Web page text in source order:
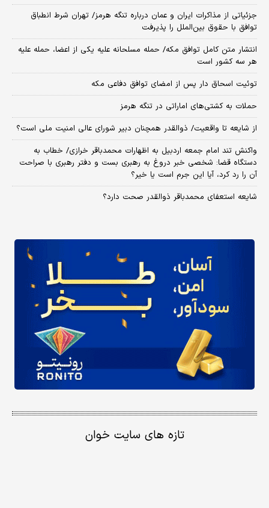
جزئیاتی از مذاکرات ایران و عمان درباره تنگه هرمز/ تهران شرط انطباق
توافق با حقوق بین‌الملل را پذیرفت
انتشار متن کامل توافق مکه/ حمله مسلحانه علیه یکی از اعضا، حمله علیه
هر سه کشور است
توئیت اسحاق دار پس از امضای توافق دفاعی مکه
حملات به کشتی‌های اماراتی در تنگه هرمز
از شایعه تا واقعیت/ ذوالقدر همچنان دبیر شورای ‌عالی امنیت ملی است؟
واکنش تند امام جمعه اردبیل به اظهارات محمدباقر خرازی/ خطاب به
دستگاه قضا: شخصی خبر دروغ به رهبری بست و دفتر رهبری با صراحت
آن را رد کرد، آیا این جرم است یا خیر؟
شایعه استعفای محمدباقر ذوالقدر صحت دارد؟
تازه های سایت خوان